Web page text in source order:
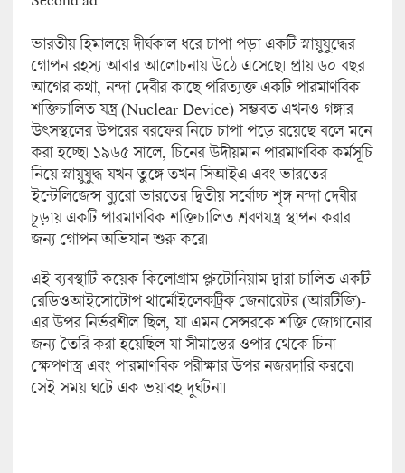
ভারতীয় হিমালয়ে দীর্ঘকাল ধরে চাপা পড়া একটি স্নায়ুযুদ্ধের
গোপন রহস্য আবার আলোচনায় উঠে এসেছে। প্রায় ৬০ বছর
আগের কথা, নন্দা দেবীর কাছে পরিত্যক্ত একটি পারমাণবিক
শক্তিচালিত যন্ত্র (Nuclear Device) সম্ভবত এখনও গঙ্গার
উৎসস্থলের উপরের বরফের নিচে চাপা পড়ে রয়েছে বলে মনে
করা হচ্ছে। ১৯৬৫ সালে, চিনের উদীয়মান পারমাণবিক কর্মসূচি
নিয়ে স্নায়ুযুদ্ধ যখন তুঙ্গে তখন সিআইএ এবং ভারতের
ইন্টেলিজেন্স ব্যুরো ভারতের দ্বিতীয় সর্বোচ্চ শৃঙ্গ নন্দা দেবীর
চূড়ায় একটি পারমাণবিক শক্তিচালিত শ্রবণযন্ত্র স্থাপন করার
জন্য গোপন অভিযান শুরু করে।
এই ব্যবস্থাটি কয়েক কিলোগ্রাম প্লুটোনিয়াম দ্বারা চালিত একটি
রেডিওআইসোটোপ থার্মোইলেকট্রিক জেনারেটর (আরটিজি)-
এর উপর নির্ভরশীল ছিল, যা এমন সেন্সরকে শক্তি জোগানোর
জন্য তৈরি করা হয়েছিল যা সীমান্তের ওপার থেকে চিনা
ক্ষেপণাস্ত্র এবং পারমাণবিক পরীক্ষার উপর নজরদারি করবে।
সেই সময় ঘটে এক ভয়াবহ দুর্ঘটনা।